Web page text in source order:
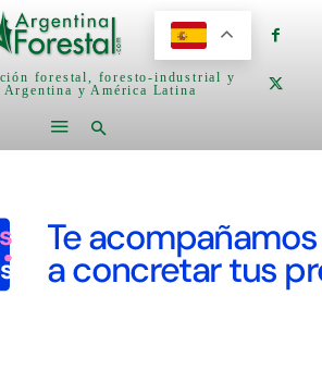
forestal, foresto-industrial y
Argentina y América Latina